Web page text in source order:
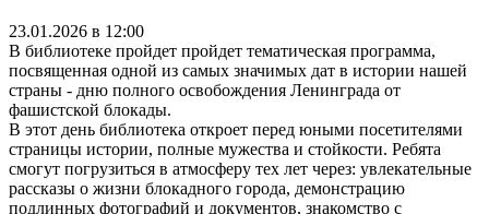
23.01.2026 в 12:00
В библиотеке пройдет пройдет тематическая программа,
посвященная одной из самых значимых дат в истории нашей
страны - дню полного освобождения Ленинграда от
фашистской блокады.
В этот день библиотека откроет перед юными посетителями
страницы истории, полные мужества и стойкости. Ребята
смогут погрузиться в атмосферу тех лет через: увлекательные
рассказы о жизни блокадного города, демонстрацию
подлинных фотографий и документов, знакомство с